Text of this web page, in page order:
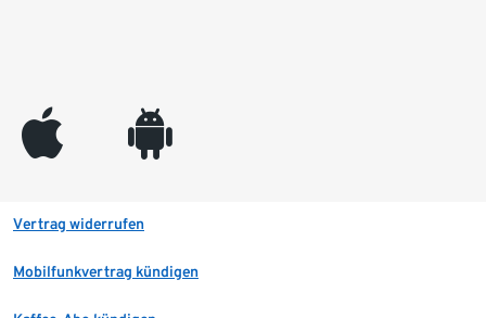
appleinc android
Vertrag widerrufen
Mobilfunkvertrag kündigen